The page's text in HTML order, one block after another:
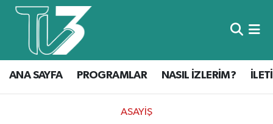
ANA SAYFA PROGRAMLAR NASIL İZLERİM?
ASAYIŞ
Foto Galeri
Canlı Yayın
ANA SAYFA
PROGRAMLAR